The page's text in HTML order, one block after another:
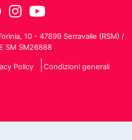
10 - 47899 Serravalle (RSM) /
SM SM26888
Policy Condizioni generali